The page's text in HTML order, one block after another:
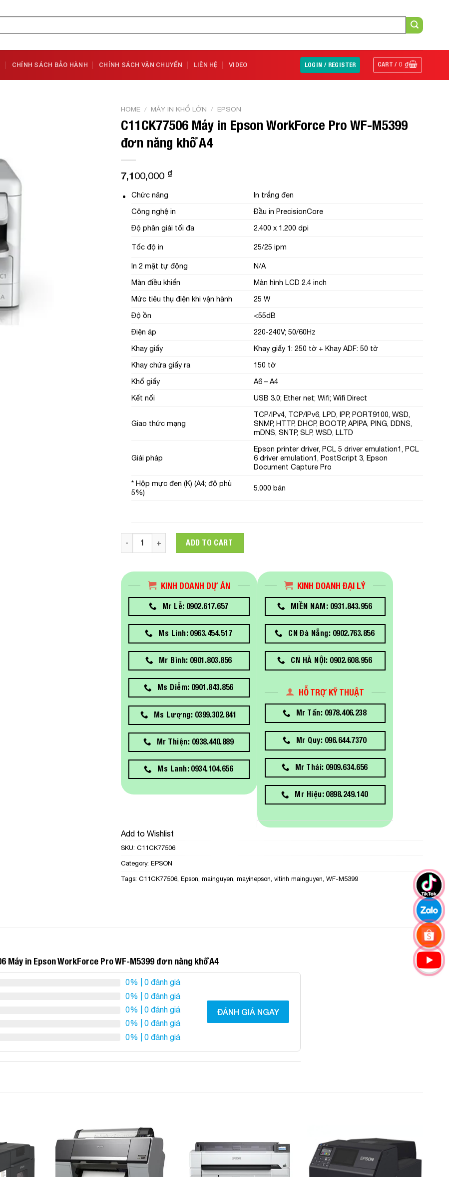
CHÍNH SÁCH BẢO HÀNH CHÍNH SÁCH VẬN CHUYỂN LIÊN HỆ VIDEO LOGIN / REGISTER CART /0₫
HOME / MÁY IN KHỔ LỚN / EPSON
C11CK77506 Máy in Epson WorkForce Pro WF-M5399
đơn năng khổ A4
7,100,000 ₫
Chức năng
In trắng đen
Công nghệ in
Đầu in PrecisionCore
Độ phân giải tối đa
2.400 x 1.200 dpi
Tốc độ in 25/25 ipm
In 2 mặt tự động
N/A
Màn điều khiển
Màn hình LCD 2.4 inch
Mức tiêu thụ điện khi vận hành
25 W
Độ ồn
<55dB
Điện áp
220-240V; 50/60Hz
Khay giấy
Khay giấy 1: 250 tờ + Khay ADF: 50 tờ
Khay chứa giấy ra
150 tờ
Khổ giấy
A6 – A4
Kết nối
USB 3.0; Ether net; Wifi; Wifi Direct
Giao thức mạng
TCP/IPv4, TCP/IPv6, LPD, IPP, PORT9100, WSD,
SNMP, HTTP, DHCP, BOOTP, APIPA, PING, DDNS,
mDNS, SNTP, SLP, WSD, LLTD
Giải pháp
Epson printer driver, PCL 5 driver emulation1, PCL
6 driver emulation1, PostScript 3, Epson
Document Capture Pro
* Hộp mực đen (K) (A4; độ phủ
5%)
5.000 bản
C11CK77506 Máy in Epson WorkForce Pro WF-M5399 đơn năng khổ A4 quantity
ADD TO CART
KINH DOANH DỰ ÁN
Mr Lễ: 0902.617.657
Ms Linh: 0963.454.517
Mr Bình: 0901.803.856
Ms Diễm: 0901.843.856
Ms Lượng: 0399.302.841
Mr Thiện: 0938.440.889
Ms Lanh: 0934.104.656
KINH DOANH ĐẠI LÝ
MIỀN NAM: 0931.843.956
CN Đà Nẵng: 0902.763.856
CN HÀ NỘI: 0902.608.956
HỖ TRỢ KỸ THUẬT
Mr Tấn: 0978.406.238
Mr Quy: 096.644.7370
Mr Thái: 0909.634.656
Mr Hiệu: 0898.249.140
Add to Wishlist
SKU: C11CK77506
Category: EPSON
Tags: C11CK77506 Epson mainguyen mayinepson vitinh mainguyen WF-M5399
Máy in Epson WorkForce Pro WF-M5399 đơn năng khổ A4
0% | 0 đánh giá
0% | 0 đánh giá
0% | 0 đánh giá
0% | 0 đánh giá
0% | 0 đánh giá
ĐÁNH GIÁ NGAY
Add to
Wishlist
Add to
Wishlist
Add to
Wishlist